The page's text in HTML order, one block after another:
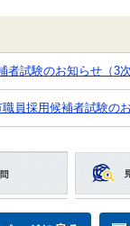
者試験のお知らせ（3次
職員採用候補者試験の